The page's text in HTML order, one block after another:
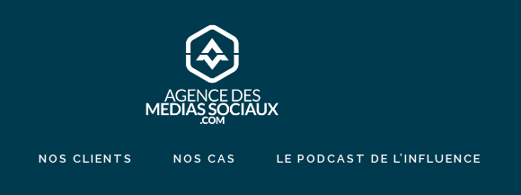
NOS CLIENTS NOS CAS LE PODCAST DE L’INFLUENCE